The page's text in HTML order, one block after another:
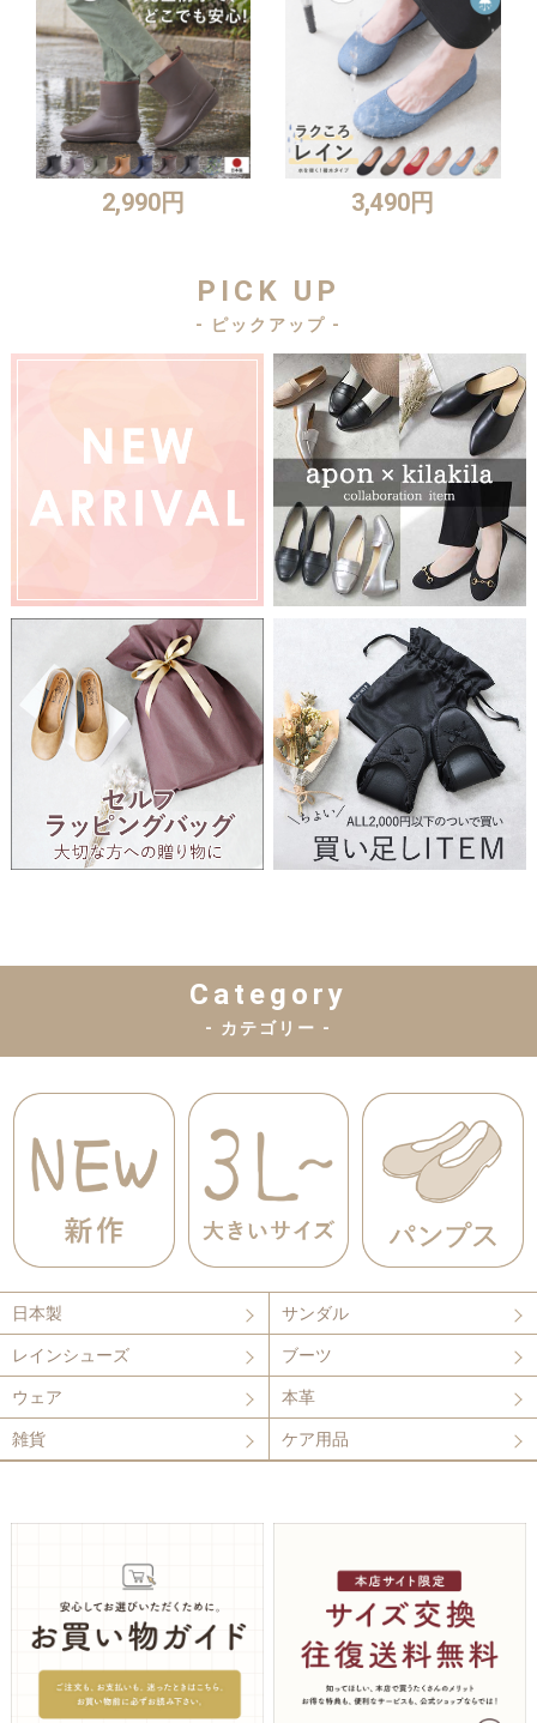
2,990円 3,490円
PICK UP
- ピックアップ -
Category
- カテゴリー -
日本製 サンダル
レインシューズ ブーツ
ウェア 本革
雑貨 ケア用品